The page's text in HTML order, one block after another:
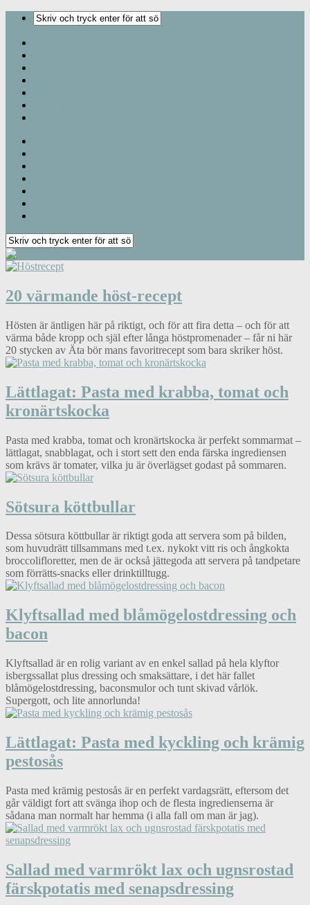
20 värmande höst-recept
Hösten är äntligen här på riktigt, och för att fira detta – och för att
värma både kropp och själ efter långa höstpromenader – får ni här
20 stycken av Äta bör mans favoritrecept som bara skriker höst.
Lättlagat: Pasta med krabba, tomat och
kronärtskocka
Pasta med krabba, tomat och kronärtskocka är perfekt sommarmat –
lättlagat, snabblagat, och i stort sett den enda färska ingrediensen
som krävs är tomater, vilka ju är överlägset godast på sommaren.
Sötsura köttbullar
Dessa sötsura köttbullar är riktigt goda att servera som på bilden,
som huvudrätt tillsammans med t.ex. nykokt vitt ris och ångkokta
broccolifloretter, men de är också jättegoda att servera på tandpetare
som förrätts-snacks eller drinktilltugg.
Klyftsallad med blåmögelostdressing och
bacon
Klyftsallad är en rolig variant av en enkel sallad på hela klyftor
isbergssallat plus dressing och smaksättare, i det här fallet
blåmögelostdressing, baconsmulor och tunt skivad vårlök.
Supergott, och lite annorlunda!
Lättlagat: Pasta med kyckling och krämig
pestosås
Pasta med krämig pestosås är en perfekt vardagsrätt, eftersom det
går väldigt fort att svänga ihop och de flesta ingredienserna är
sådana man normalt har hemma (i alla fall om man är jag).
Sallad med varmrökt lax och ugnsrostad
färskpotatis med senapsdressing